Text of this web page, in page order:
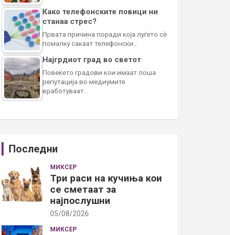
Како телефонските повици ни
станаа стрес?
Првата причина поради која луѓето сè
помалку сакаат телефонски…
Најгрдиот град во светот
Повеќето градови кои имаат лоша
репутација во медиумите
вработуваат…
Последни
МИКСЕР
Три раси на кучиња кои
се сметаат за
најпослушни
05/08/2026
МИКСЕР